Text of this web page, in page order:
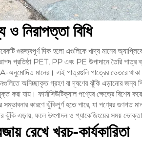
ও নিরাপত্তা বিধি
গুরুত্বপূর্ণ দিক হলো এগুলিকে খাদ্য মানের
প্রতিষ্ঠা PET, PP এবং PE উপাদানে তৈরি পাত্র
অনুমোদিত মানের। এই পাত্রগুলি পাত্রের ভেতরে থাকা
অনিচ্ছাকৃত গ্রহণ বা দূষণের ঝুঁকি এড়ানোর জন্য
যুক্ত করা যায়। ফার্মাসিউটিক্যাল পণ্যের ক্ষেত্রে
সম্ভাবনার কারণে ঝুঁকিপূর্ণ হতে পারে, যা পণ্যের গুণগত
ঝুঁকি এড়ায়, ফলে উৎপাদন ও প্যাকেজিংয়ের সময়
রেখে খরচ-কার্যকারিতা